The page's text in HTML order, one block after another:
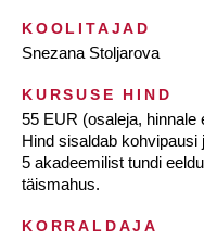
KOOLITAJAD
Snezana Stoljarova
KURSUSE HIND
55 EUR (osaleja, hinnale
Hind sisaldab kohvipausi
5 akadeemilist tundi
täismahus.
KORRALDAJA